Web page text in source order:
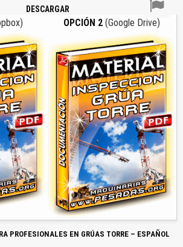
DESCARGAR
OPCIÓN 2 (Google Drive)
PROFESIONALES EN GRÚAS TORRE – ESPAÑOL